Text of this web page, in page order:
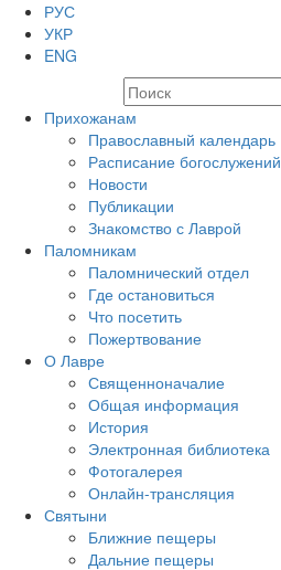
РУС
УКР
ENG
Прихожанам
Православный календарь
Расписание богослужений
Новости
Публикации
Знакомство с Лаврой
Паломникам
Паломнический отдел
Где остановиться
Что посетить
Пожертвование
О Лавре
Священноначалие
Общая информация
История
Электронная библиотека
Фотогалерея
Онлайн-трансляция
Святыни
Ближние пещеры
Дальние пещеры